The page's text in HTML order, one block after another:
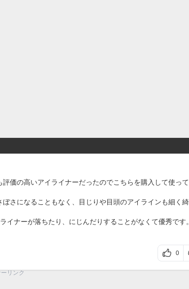
価の高いアイライナーだったのでこちらを購入して使って
さになることもなく、目じりや目頭のアイラインも細く
イナーが落ちたり、にじんだりすることがなくて優秀です
0
リンク